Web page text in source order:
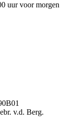
uur voor morgen
v.d. Berg.